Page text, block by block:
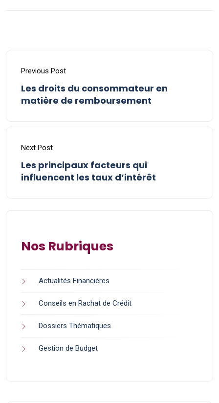
Previous Post
Les droits du consommateur en
matière de remboursement
Next Post
Les principaux facteurs qui
influencent les taux d’intérêt
Nos Rubriques
Actualités Financières
Conseils en Rachat de Crédit
Dossiers Thématiques
Gestion de Budget